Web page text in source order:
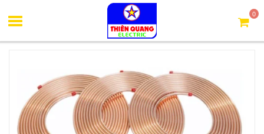
0
Ống đồng Taisei (Việt Nam)
Ống đồng 19.05x0.71
(cuộn 15m) Taisei-Việt Nam